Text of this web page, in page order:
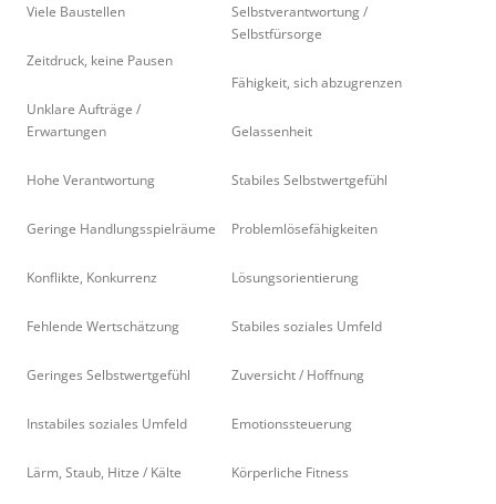
Viele Baustellen
Zeitdruck, keine Pausen
Unklare Aufträge /
Erwartungen
Hohe Verantwortung
Geringe Handlungsspielräume
Konflikte, Konkurrenz
Fehlende Wertschätzung
Geringes Selbstwertgefühl
Instabiles soziales Umfeld
Lärm, Staub, Hitze / Kälte
Selbstverantwortung /
Selbstfürsorge
Fähigkeit, sich abzugrenzen
Gelassenheit
Stabiles Selbstwertgefühl
Problemlösefähigkeiten
Lösungsorientierung
Stabiles soziales Umfeld
Zuversicht / Hoffnung
Emotionssteuerung
Körperliche Fitness